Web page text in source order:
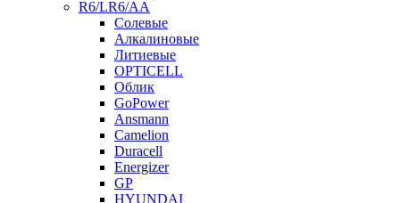
R6/LR6/AA
Солевые
Алкалиновые
Литиевые
OPTICELL
Облик
GoPower
Ansmann
Camelion
Duracell
Energizer
GP
HYUNDAI